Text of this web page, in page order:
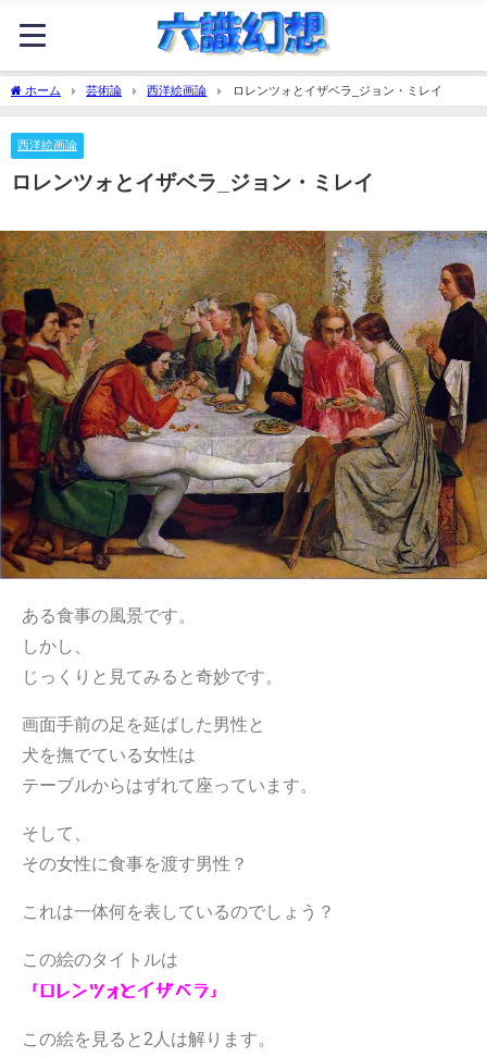
ホーム 芸術論 西洋絵画論 ロレンツォとイザベラ_ジョン・ミレイ
西洋絵画論
ロレンツォとイザベラ_ジョン・ミレイ
ある食事の風景です。
しかし、
じっくりと見てみると奇妙です。
画面手前の足を延ばした男性と
犬を撫でている女性は
テーブルからはずれて座っています。
そして、
その女性に食事を渡す男性？
これは一体何を表しているのでしょう？
この絵のタイトルは
「ロレンツォとイザベラ」
この絵を見ると2人は解ります。